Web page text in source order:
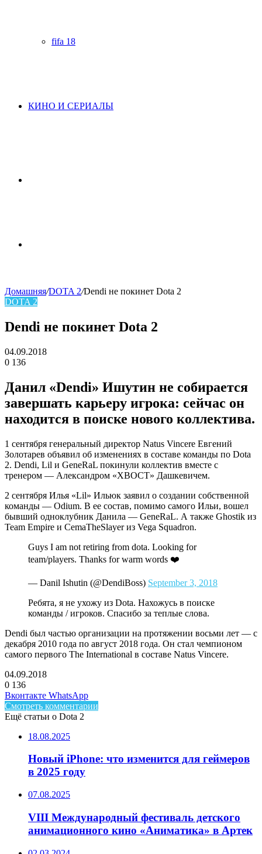
fifa 18
КИНО И СЕРИАЛЫ
skin
Домашняя/DOTA 2/Dendi не покинет Dota 2
DOTA 2
Dendi не покинет Dota 2
04.09.2018
0 136
Данил «Dendi» Ишутин не собирается
завершать карьеру игрока: сейчас он
находится в поиске нового коллектива.
1 сентября генеральный директор Natus Vincere Евгений
Золотарев объявил об изменениях в составе команды по Dota
2. Dendi, Lil и GeneRaL покинули коллектив вместе с
тренером — Александром «ХВОСТ» Дашкевичем.
2 сентября Илья «Lil» Ильюк заявил о создании собственной
команды — Odium. В ее состав, помимо самого Ильи, вошел
бывший одноклубник Данила — GeneRaL. А также Ghostik из
Team Empire и CemaTheSlayer из Vega Squadron.
Guys I am not retiring from dota. Looking for
team/players. Thanks for warm words ❤️
— Danil Ishutin (@DendiBoss) September 3, 2018
Ребята, я не ухожу из Dota. Нахожусь в поиске
команды / игроков. Спасибо за теплые слова.
Dendi был частью организации на протяжении восьми лет — с
декабря 2010 года по август 2018 года. Он стал чемпионом
самого первого The International в составе Natus Vincere.
04.09.2018
0 136
Facebook
Twitter
LinkedIn
Вконтакте WhatsAppTelegram
Смотреть комментарии
Ещё статьи о Dota 2
18.08.2025
Новый iPhone: что изменится для геймеров
в 2025 году
07.08.2025
VIII Международный фестиваль детского
анимационного кино «Аниматика» в Артек